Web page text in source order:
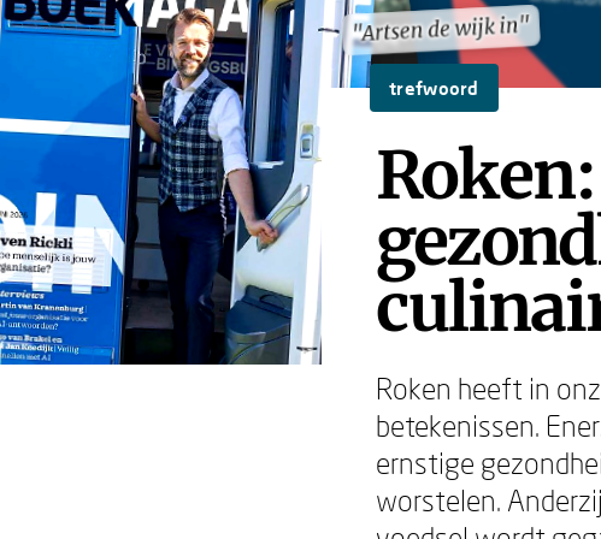
"Artsen de wijk in"
"Artsen de wijk in"
trefwoord
Roken heeft in
betekenissen.
ernstige
worstelen.